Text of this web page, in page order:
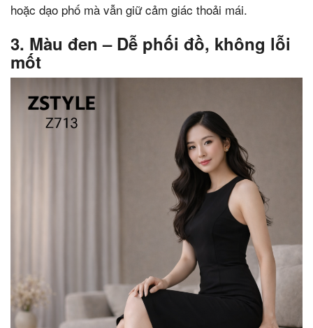
hoặc dạo phố mà vẫn giữ cảm giác thoải mái.
3. Màu đen – Dễ phối đồ, không lỗi
mốt